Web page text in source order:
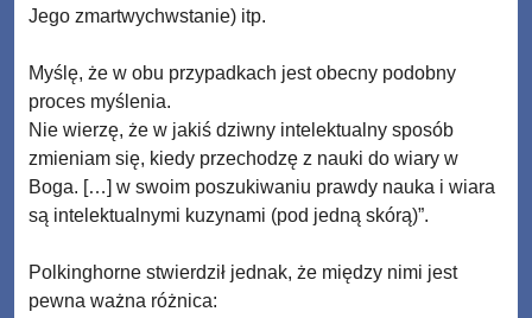
Jego zmartwychwstanie) itp.
Myślę, że w obu przypadkach jest obecny podobny
proces myślenia.
Nie wierzę, że w jakiś dziwny intelektualny sposób
zmieniam się, kiedy przechodzę z nauki do wiary w
Boga. […] w swoim poszukiwaniu prawdy nauka i wiara
są intelektualnymi kuzynami (pod jedną skórą)”.
Polkinghorne stwierdził jednak, że między nimi jest
pewna ważna różnica: